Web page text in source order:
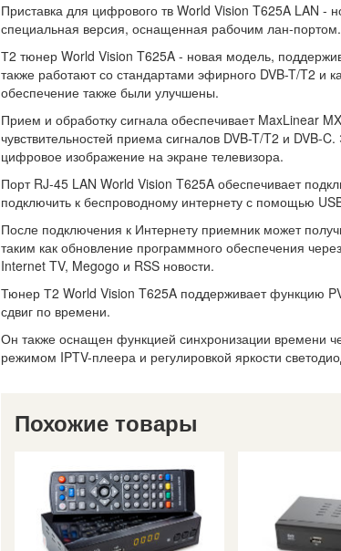
Приставка для цифрового тв World Vision T625A LAN -
специальная версия, оснащенная рабочим лан-портом.
Т2 тюнер World Vision T625A - новая модель,
также работают со стандартами эфирного DVB-T/T2 и
обеспечение также были улучшены.
Прием и обработку сигнала обеспечивает MaxLinear
чувствительностей приема сигналов DVB-T/T2 и DVB-
цифровое изображение на экране телевизора.
Порт RJ-45 LAN World Vision T625A обеспечивает
подключить к беспроводному интернету с помощью
После подключения к Интернету приемник может
таким как обновление программного обеспечения
Internet TV, Megogo и RSS новости.
Тюнер Т2 World Vision T625A поддерживает функцию
сдвиг по времени.
Он также оснащен функцией синхронизации времени
режимом IPTV-плеера и регулировкой яркости
Похожие товары